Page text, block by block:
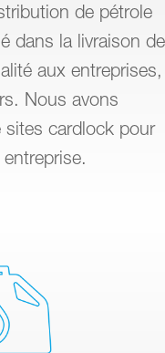
de pétrole
dans la livraison de
aux entreprises,
Nous avons
sites cardlock pour